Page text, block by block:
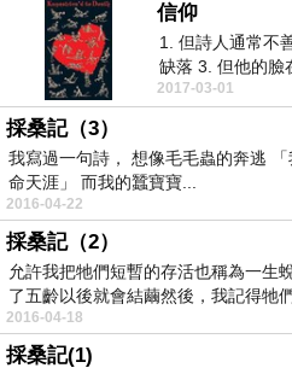
信仰
1. 但詩人通常不
缺落 3. 但他的臉
2017-03-01
採桑記（3）
我寫過一句詩， 想像毛毛蟲的奔逃
命天涯」 而我的蠶寶寶...
2016-04-22
採桑記（2）
允許我把牠們短暫的存活也稱為一生
了五齡以後就會結繭然後，我記得牠們
2016-04-18
採桑記(1)